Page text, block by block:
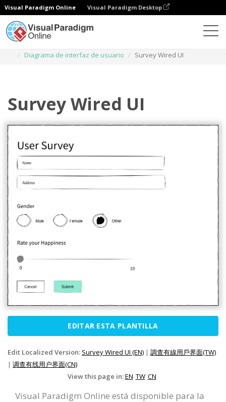
Visual Paradigm Online Visual Paradigm Desktop
Diagrama de interfaz de usuario
Survey Wired UI
Survey Wired UI
EDITAR ESTA PLANTILLA
Edit Localized Version: Survey Wired UI (EN) | 調查有線用戶界面(TW)
| 调查有线用户界面(CN)
View this page in:EN TW CN
Visual Paradigm Online está disponible para la